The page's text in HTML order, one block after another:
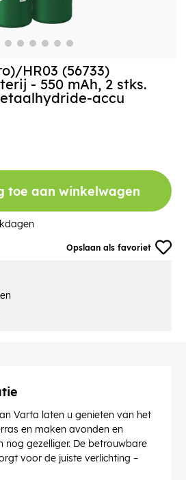
Opslaan als favoriet
HR03 (56733)
- 550 mAh, 2 stks.
accu
toe aan winkelwagen
Varta laten u genieten van het
en maken avonden en
nog gezelliger. De betrouwbare
voor de juiste verlichting –